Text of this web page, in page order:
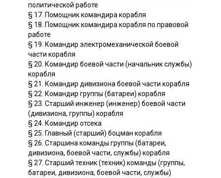
политической работе
§ 17. Помощник командира корабля
§ 18. Помощник командира корабля по правовой
работе
§ 19. Командир электромеханической боевой
части корабля
§ 20. Командир боевой части (начальник службы)
корабля
§ 21. Командир дивизиона боевой части корабля
§ 22. Командир группы (батареи) корабля
§ 23. Старший инженер (инженер) боевой части
(дивизиона, группы) корабля
§ 24. Командир отсека
§ 25. Главный (старший) боцман корабля
§ 26. Старшина команды группы (батареи,
дивизиона, боевой части, службы) корабля
§ 27. Старший техник (техник) команды (группы,
батареи, дивизиона, боевой части, службы)